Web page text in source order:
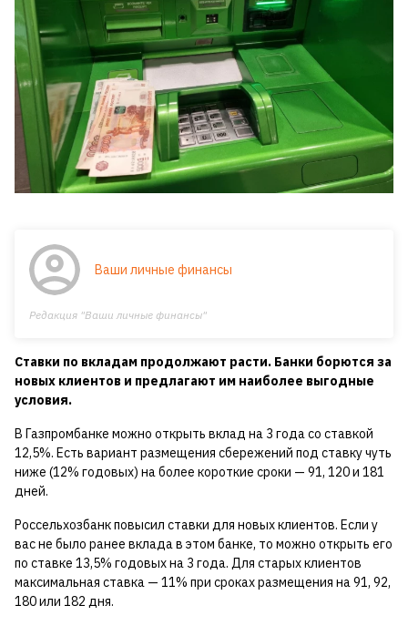
Ваши личные финансы
Редакция "Ваши личные финансы"
Ставки по вкладам продолжают расти. Банки борются за
новых клиентов и предлагают им наиболее выгодные
условия.
В Газпромбанке можно открыть вклад на 3 года со ставкой
12,5%. Есть вариант размещения сбережений под ставку чуть
ниже (12% годовых) на более короткие сроки — 91, 120 и 181
дней.
Россельхозбанк повысил ставки для новых клиентов. Если у
вас не было ранее вклада в этом банке, то можно открыть его
по ставке 13,5% годовых на 3 года. Для старых клиентов
максимальная ставка — 11% при сроках размещения на 91, 92,
180 или 182 дня.